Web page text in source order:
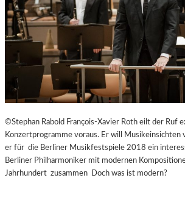
©Stephan Rabold François-Xavier Roth eilt der Ruf
Konzertprogramme voraus. Er will
er für die Berliner Musikfestspiele 2018 ein
Berliner Philharmoniker mit modernen
Jahrhundert zusammen Doch was ist modern?